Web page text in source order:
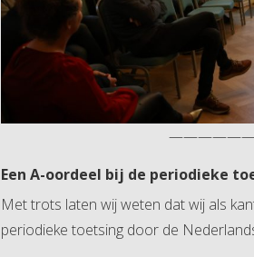
Een A-oordeel bij de periodieke
Met trots laten wij weten dat wij als
periodieke toetsing door de